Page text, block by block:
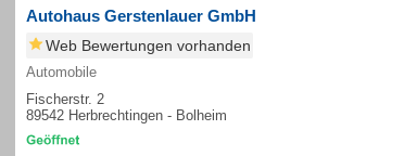
Autohaus Gerstenlauer GmbH
Web Bewertungen vorhanden
Automobile
Fischerstr. 2
89542 Herbrechtingen - Bolheim